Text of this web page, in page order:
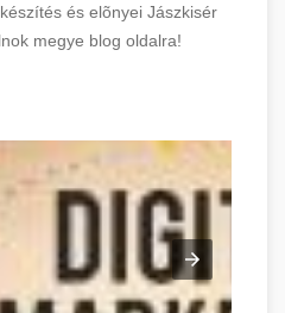
és elõnyei Jászkisér
megye blog oldalra!